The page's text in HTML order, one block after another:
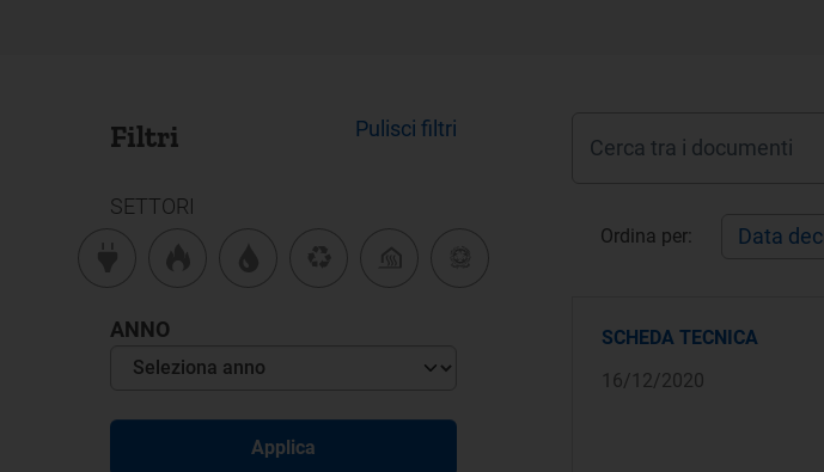
Filtri Pulisci filtri
SETTORI
ANNO
Applica
Ordina per:
SCHEDA TECNICA
16/12/2020